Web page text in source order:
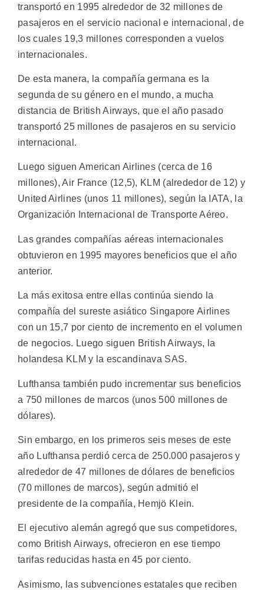
transportó en 1995 alrededor de 32 millones de
pasajeros en el servicio nacional e internacional, de
los cuales 19,3 millones corresponden a vuelos
internacionales.
De esta manera, la compañía germana es la
segunda de su género en el mundo, a mucha
distancia de British Airways, que el año pasado
transportó 25 millones de pasajeros en su servicio
internacional.
Luego siguen American Airlines (cerca de 16
millones), Air France (12,5), KLM (alrededor de 12) y
United Airlines (unos 11 millones), según la IATA, la
Organización Internacional de Transporte Aéreo.
Las grandes compañías aéreas internacionales
obtuvieron en 1995 mayores beneficios que el año
anterior.
La más exitosa entre ellas continúa siendo la
compañía del sureste asiático Singapore Airlines
con un 15,7 por ciento de incremento en el volumen
de negocios. Luego siguen British Airways, la
holandesa KLM y la escandinava SAS.
Lufthansa también pudo incrementar sus beneficios
a 750 millones de marcos (unos 500 millones de
dólares).
Sin embargo, en los primeros seis meses de este
año Lufthansa perdió cerca de 250.000 pasajeros y
alrededor de 47 millones de dólares de beneficios
(70 millones de marcos), según admitió el
presidente de la compañía, Hemjö Klein.
El ejecutivo alemán agregó que sus competidores,
como British Airways, ofrecieron en ese tiempo
tarifas reducidas hasta en 45 por ciento.
Asimismo, las subvenciones estatales que reciben